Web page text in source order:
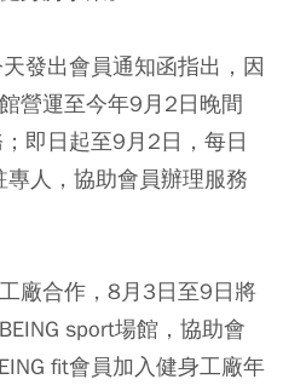
發出會員通知函指出，因
營運至今年9月2日晚間
即日起至9月2日，每日
人，協助會員辦理服務
廠合作，8月3日至9日將
sport場館，協助會
fit會員加入健身工廠年